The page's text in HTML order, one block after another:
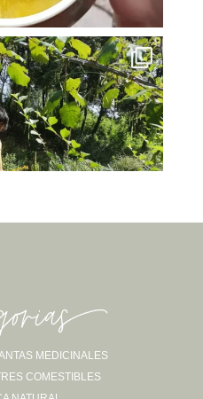
en Instagram
MEDICINALES
COMESTIBLES